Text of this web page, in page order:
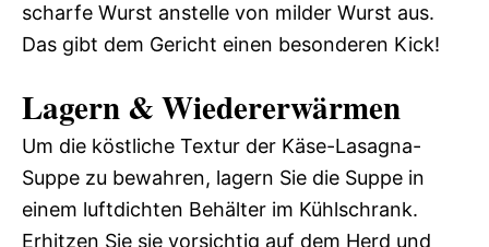
scharfe Wurst anstelle von milder Wurst aus.
Das gibt dem Gericht einen besonderen Kick!
Lagern & Wiedererwärmen
Um die köstliche Textur der Käse-Lasagna-
Suppe zu bewahren, lagern Sie die Suppe in
einem luftdichten Behälter im Kühlschrank.
Erhitzen Sie sie vorsichtig auf dem Herd und